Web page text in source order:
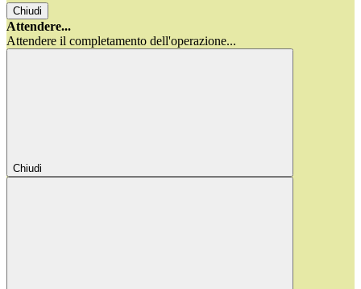
Chiudi
Attendere...
Attendere il completamento dell'operazione...
Chiudi